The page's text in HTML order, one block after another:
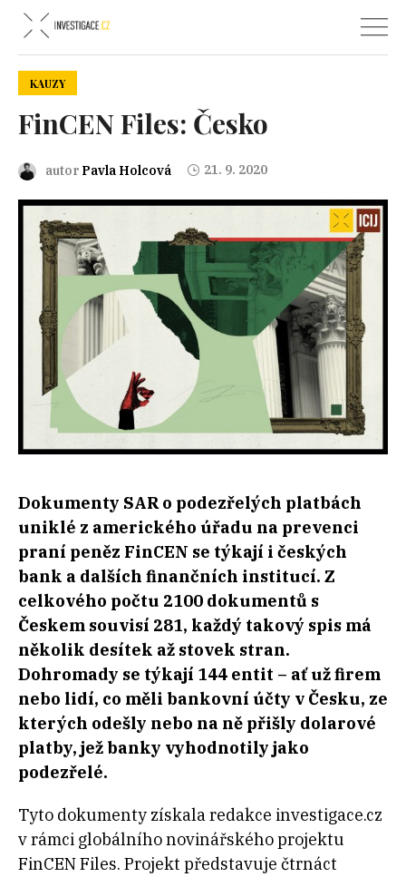
KAUZY
FinCEN Files: Česko
autor Pavla Holcová 21. 9. 2020
Dokumenty SAR o podezřelých platbách
uniklé z amerického úřadu na prevenci
praní peněz FinCEN se týkají i českých
bank a dalších finančních institucí. Z
celkového počtu 2100 dokumentů s
Českem souvisí 281, každý takový spis má
několik desítek až stovek stran.
Dohromady se týkají 144 entit – ať už firem
nebo lidí, co měli bankovní účty v Česku, ze
kterých odešly nebo na ně přišly dolarové
platby, jež banky vyhodnotily jako
podezřelé.
Tyto dokumenty získala redakce investigace.cz
v rámci globálního novinářského projektu
FinCEN Files. Projekt představuje čtrnáct